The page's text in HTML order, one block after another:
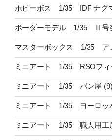
ホビーボス 1/35 IDF ナグ
ボーダーモデル 1/35 Ⅲ号
マスターボックス 1/35 ア
ミニアート 1/35 RSOフィ
ミニアート 1/35 パン屋 (9)
ミニアート 1/35 ヨーロッ
ミニアート 1/35 職人用工